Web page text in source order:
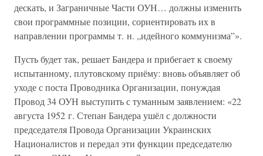
дескать, и Заграничные Части ОУН… должны изменить
свои программные позиции, сориентировать их в
направлении программы т. н. „идейного коммунизма”».
Пусть будет так, решает Бандера и прибегает к своему
испытанному, плутовскому приёму: вновь объявляет об
уходе с поста Проводника Организации, понуждая
Провод 34 ОУН выступить с туманным заявлением: «22
августа 1952 г. Степан Бандера ушёл с должности
председателя Провода Организации Украинских
Националистов и передал эти функции председателю